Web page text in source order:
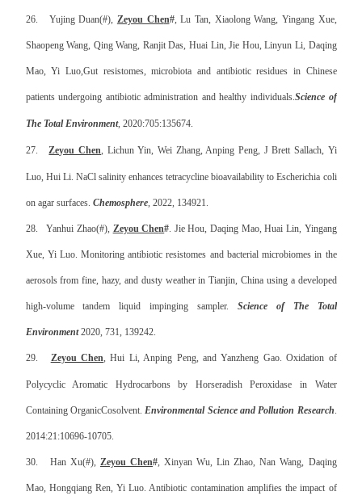
26. Yujing Duan(#), Zeyou Chen#, Lu Tan, Xiaolong Wang, Yingang Xue,
Shaopeng Wang, Qing Wang, Ranjit Das, Huai Lin, Jie Hou, Linyun Li, Daqing
Mao, Yi Luo,Gut resistomes, microbiota and antibiotic residues in Chinese
patients undergoing antibiotic administration and healthy individuals.Science of
The Total Environment, 2020:705:135674.
27. Zeyou Chen, Lichun Yin, Wei Zhang, Anping Peng, J Brett Sallach, Yi
Luo, Hui Li. NaCl salinity enhances tetracycline bioavailability to Escherichia coli
on agar surfaces. Chemosphere, 2022, 134921.
28. Yanhui Zhao(#), Zeyou Chen#. Jie Hou, Daqing Mao, Huai Lin, Yingang
Xue, Yi Luo. Monitoring antibiotic resistomes and bacterial microbiomes in the
aerosols from fine, hazy, and dusty weather in Tianjin, China using a developed
high-volume tandem liquid impinging sampler. Science of The Total
Environment2020, 731, 139242.
29. Zeyou Chen, Hui Li, Anping Peng, and Yanzheng Gao. Oxidation of
Polycyclic Aromatic Hydrocarbons by Horseradish Peroxidase in Water
Containing OrganicCosolvent.Environmental Science and Pollution Research.
2014:21:10696-10705.
30. Han Xu(#), Zeyou Chen#, Xinyan Wu, Lin Zhao, Nan Wang, Daqing
Mao, Hongqiang Ren, Yi Luo. Antibiotic contamination amplifies the impact of